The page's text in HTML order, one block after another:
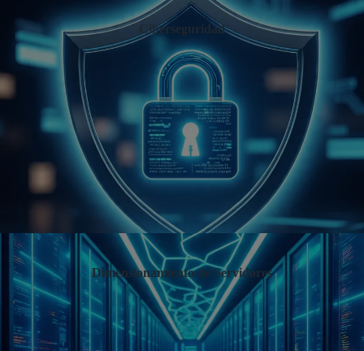
Ciberseguridad
Dimensionamiento de Servidores